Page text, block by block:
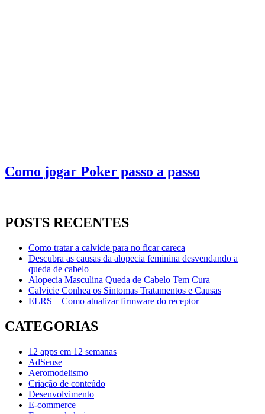
Como jogar Poker passo a passo
POSTS RECENTES
Como tratar a calvicie para no ficar careca
Descubra as causas da alopecia feminina desvendando a
queda de cabelo
Alopecia Masculina Queda de Cabelo Tem Cura
Calvicie Conhea os Sintomas Tratamentos e Causas
ELRS – Como atualizar firmware do receptor
CATEGORIAS
12 apps em 12 semanas
AdSense
Aeromodelismo
Criação de conteúdo
Desenvolvimento
E-commerce